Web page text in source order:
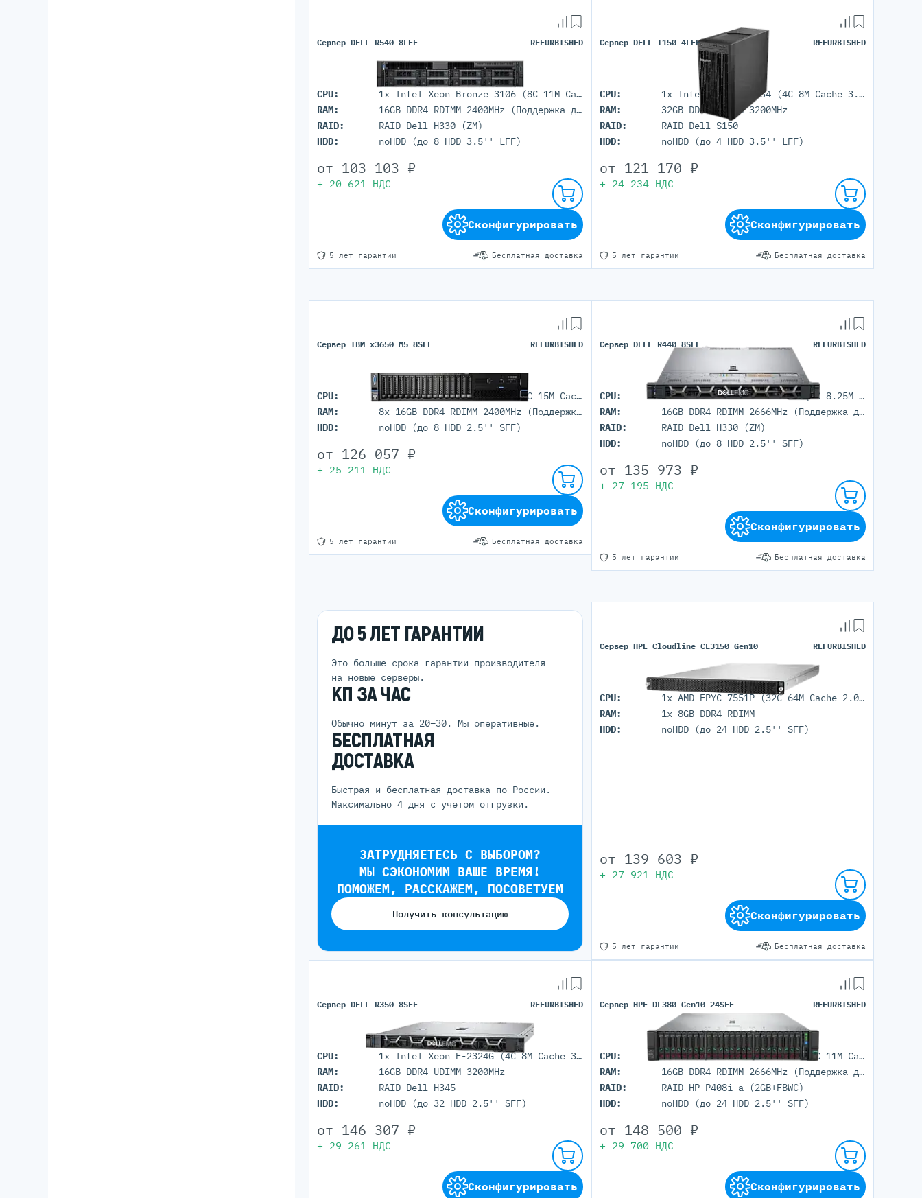
Сервер DELL R540 8LFF REFURBISHED
CPU:
1x Intel Xeon Bronze 3106 (8C 11M Cache 1.70 GHz)
RAM:
16GB DDR4 RDIMM 2400MHz (Поддержка до 512Гб максимально, 16 DIMM портов)
RAID:
RAID Dell H330 (ZM)
HDD:
noHDD (до 8 HDD 3.5'' LFF)
5 лет гарантии Бесплатная доставка
от 103 103 ₽
+ 20 621 НДС
Сконфигурировать
Сервер DELL T150 4LFF REFURBISHED
CPU:
1x Intel Xeon E-2334 (4C 8M Cache 3.40 GHz)
RAM:
32GB DDR4 UDIMM 3200MHz
RAID:
RAID Dell S150
HDD:
noHDD (до 4 HDD 3.5'' LFF)
5 лет гарантии Бесплатная доставка
от 121 170 ₽
+ 24 234 НДС
Сконфигурировать
Сервер IBM x3650 M5 8SFF REFURBISHED
CPU:
1x Intel Xeon E5-2620 v3 (6C 15M Cache 2.40 GHz)
RAM:
8x 16GB DDR4 RDIMM 2400MHz (Поддержка до 1536GB максимально, 24 DIMM ports)
HDD:
noHDD (до 8 HDD 2.5'' SFF)
5 лет гарантии Бесплатная доставка
от 126 057 ₽
+ 25 211 НДС
Сконфигурировать
Сервер DELL R440 8SFF REFURBISHED
CPU:
1x Intel Xeon Bronze 3204 (6C 8.25M Cache 1.90 GHz)
RAM:
16GB DDR4 RDIMM 2666MHz (Поддержка до 512Гб максимально, 16 DIMM портов)
RAID:
RAID Dell H330 (ZM)
HDD:
noHDD (до 8 HDD 2.5'' SFF)
5 лет гарантии Бесплатная доставка
от 135 973 ₽
+ 27 195 НДС
Сконфигурировать
ДО 5 ЛЕТ ГАРАНТИИ
Это больше срока гарантии производителя
на новые серверы.
КП ЗА ЧАС
Обычно минут за 20–30. Мы оперативные.
БЕСПЛАТНАЯ
ДОСТАВКА
Быстрая и бесплатная доставка по России.
Максимально 4 дня с учётом отгрузки.
ЗАТРУДНЯЕТЕСЬ С ВЫБОРОМ?
МЫ СЭКОНОМИМ ВАШЕ ВРЕМЯ!
ПОМОЖЕМ, РАССКАЖЕМ, ПОСОВЕТУЕМ
Получить консультацию
Сервер HPE Cloudline CL3150 Gen10 REFURBISHED
CPU:
1x AMD EPYC 7551P (32C 64M Cache 2.00 GHz)
RAM:
1x 8GB DDR4 RDIMM
HDD:
noHDD (до 24 HDD 2.5'' SFF)
5 лет гарантии Бесплатная доставка
от 139 603 ₽
+ 27 921 НДС
Сконфигурировать
Сервер DELL R350 8SFF REFURBISHED
CPU:
1x Intel Xeon E-2324G (4C 8M Cache 3.10 GHz)
RAM:
16GB DDR4 UDIMM 3200MHz
RAID:
RAID Dell H345
HDD:
noHDD (до 32 HDD 2.5'' SFF)
от 146 307 ₽
+ 29 261 НДС
Сконфигурировать
Сервер HPE DL380 Gen10 24SFF REFURBISHED
CPU:
1x Intel Xeon Bronze 3106 (8C 11M Cache 1.70 GHz)
RAM:
16GB DDR4 RDIMM 2666MHz (Поддержка до 3TB максимально, 24 DIMM портов)
RAID:
RAID HP P408i-a (2GB+FBWC)
HDD:
noHDD (до 24 HDD 2.5'' SFF)
от 148 500 ₽
+ 29 700 НДС
Сконфигурировать